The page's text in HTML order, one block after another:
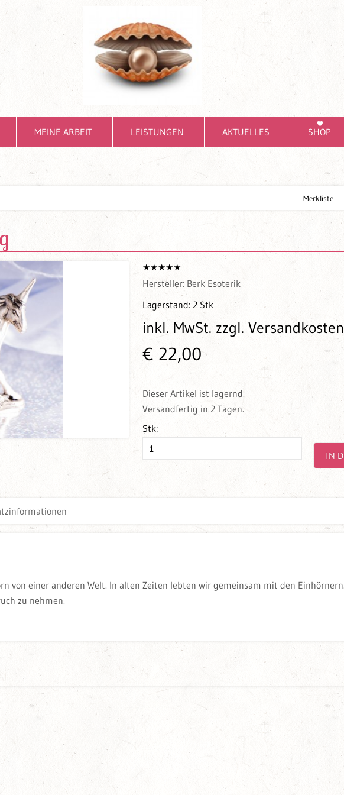
MEINE ARBEIT LEISTUNGEN AKTUELLES SHOP
Merkliste
Hersteller: Berk Esoterik
Lagerstand: 2 Stk
inkl. MwSt. zzgl. Versandkosten
€ 22,00
Dieser Artikel ist lagernd.
Versandfertig in 2 Tagen.
Stk:
IN
von einer anderen Welt. In alten Zeiten lebten wir gemeinsam mit den
zu nehmen.